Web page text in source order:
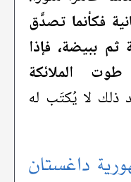
فكأنما تصدَّق
ببيضة، فإذا
الملائكة
ذلك لا يُكتَب له
داغستان